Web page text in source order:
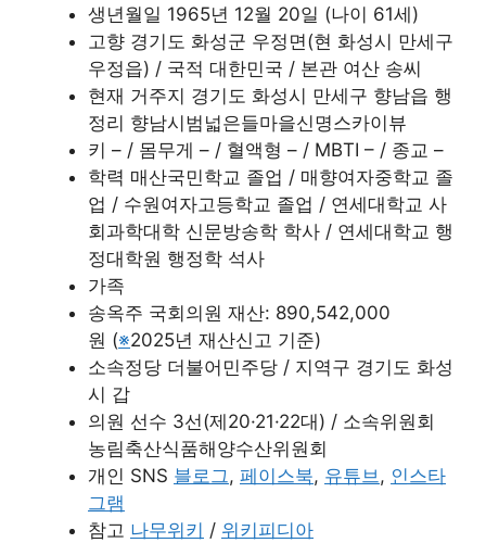
생년월일 1965년 12월 20일 (나이 61세)
고향 경기도 화성군 우정면(현 화성시 만세구
우정읍) / 국적 대한민국 / 본관 여산 송씨
현재 거주지 경기도 화성시 만세구 향남읍 행
정리 향남시범넓은들마을신명스카이뷰
키 – / 몸무게 – / 혈액형 – / MBTI – / 종교 –
학력 매산국민학교 졸업 / 매향여자중학교 졸
업 / 수원여자고등학교 졸업 / 연세대학교 사
회과학대학 신문방송학 학사 / 연세대학교 행
정대학원 행정학 석사
가족
송옥주 국회의원 재산: 890,542,000
원 (※2025년 재산신고 기준)
소속정당 더불어민주당 / 지역구 경기도 화성
시 갑
의원 선수 3선(제20·21·22대) / 소속위원회
농림축산식품해양수산위원회
개인 SNS 블로그, 페이스북, 유튜브, 인스타
그램
참고 나무위키 / 위키피디아